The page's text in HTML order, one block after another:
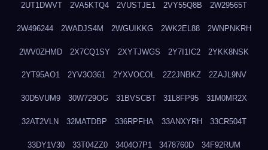
2UT1DWVT 2VA5KTQ4 2VUSTJE1 2VY55Q8B 2W29565T
2W496244 2WADJS4M 2WGUIKKG 2WK2EL88 2WNPNKRH
2WV0ZHMD 2X7CQ1SY 2XYTJWGS 2Y7I1IC2 2YKK8NSK
2YT95AO1 2YV3O361 2YXVOCOL 2Z2JNBKZ 2ZAJL9NV
30D5VUM9 30W729OG 31BVSCBT 31L8FP95 31M0MR2X
32AT2VLN 32MATDBP 336RPFHA 33ANXYRH 33CR504T
33DY1V30 33T04ZZ0 3404O7P1 3478760D 34F92RUM